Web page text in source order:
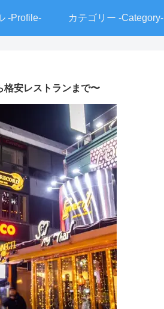
-Profile- カテゴリー -Category-
格安レストランまで〜